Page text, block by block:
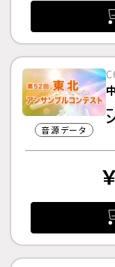
音源データ